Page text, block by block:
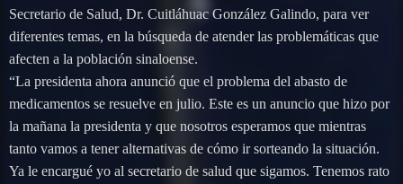
Secretario de Salud, Dr. Cuitláhuac González Galindo, para ver
diferentes temas, en la búsqueda de atender las problemáticas que
afecten a la población sinaloense.
“La presidenta ahora anunció que el problema del abasto de
medicamentos se resuelve en julio. Este es un anuncio que hizo por
la mañana la presidenta y que nosotros esperamos que mientras
tanto vamos a tener alternativas de cómo ir sorteando la situación.
Ya le encargué yo al secretario de salud que sigamos. Tenemos rato